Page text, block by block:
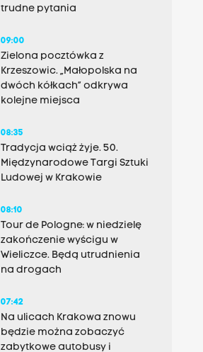
trudne pytania
09:00
Zielona pocztówka z
Krzeszowic. „Małopolska na
dwóch kółkach” odkrywa
kolejne miejsca
08:35
Tradycja wciąż żyje. 50.
Międzynarodowe Targi Sztuki
Ludowej w Krakowie
08:10
Tour de Pologne: w niedzielę
zakończenie wyścigu w
Wieliczce. Będą utrudnienia
na drogach
07:42
Na ulicach Krakowa znowu
będzie można zobaczyć
zabytkowe autobusy i